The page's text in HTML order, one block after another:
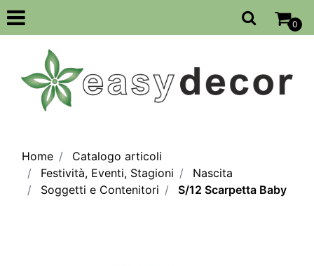
Open
0
Home
Catalogo articoli
Festività, Eventi, Stagioni
Nascita
Soggetti e Contenitori
S/12 Scarpetta Baby